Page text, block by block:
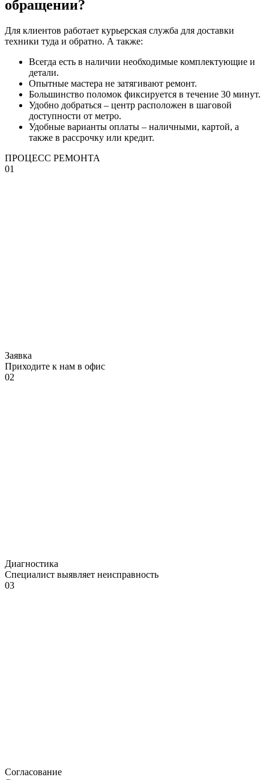
обращении?
Для клиентов работает курьерская служба для доставки
техники туда и обратно. А также:
Всегда есть в наличии необходимые комплектующие и
детали.
Опытные мастера не затягивают ремонт.
Большинство поломок фиксируется в течение 30 минут.
Удобно добраться – центр расположен в шаговой
доступности от метро.
Удобные варианты оплаты – наличными, картой, а
также в рассрочку или кредит.
ПРОЦЕСС РЕМОНТА
01
Заявка
Приходите к нам в офис
02
Диагностика
Специалист выявляет неисправность
03
Согласование